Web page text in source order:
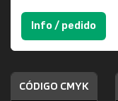
Info / pedido
CÓDIGO CMYK